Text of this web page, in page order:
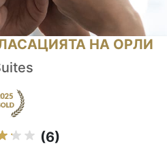
НА ОРЛИ
(6)